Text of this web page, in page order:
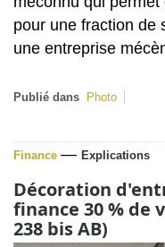
pour une fraction de
une entreprise
Publié dans Photo
Finance — Explications
Décoration
finance 30 % de
238 bis AB)